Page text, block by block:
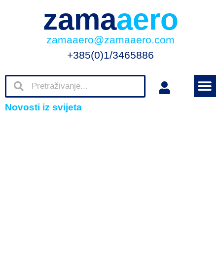
zamaaero
zamaaero@zamaaero.com
+385(0)1/3465886
Novosti iz svijeta